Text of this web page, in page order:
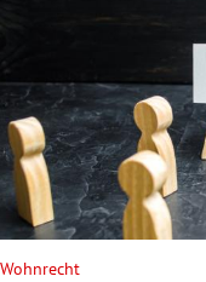
Wohnrecht